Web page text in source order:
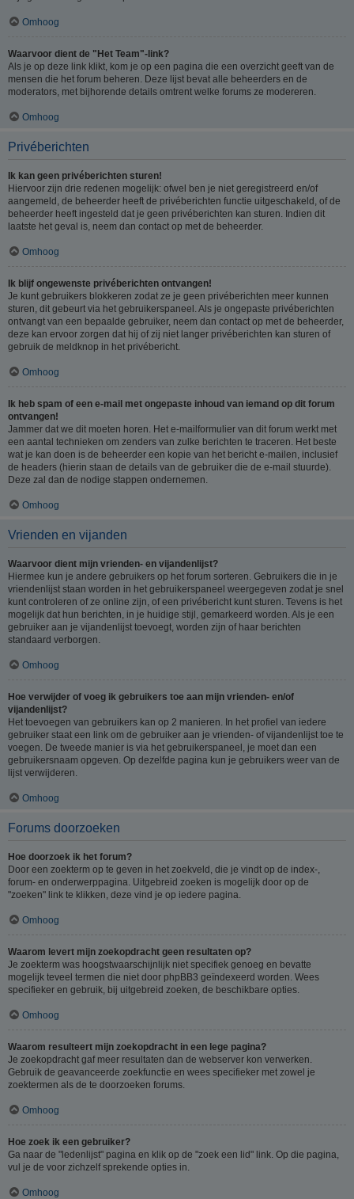
Omhoog
Waarvoor dient de "Het Team"-link?
Als je op deze link klikt, kom je op een pagina die een overzicht geeft van de
mensen die het forum beheren. Deze lijst bevat alle beheerders en de
moderators, met bijhorende details omtrent welke forums ze modereren.
Omhoog
Privéberichten
Ik kan geen privéberichten sturen!
Hiervoor zijn drie redenen mogelijk: ofwel ben je niet geregistreerd en/of
aangemeld, de beheerder heeft de privéberichten functie uitgeschakeld, of de
beheerder heeft ingesteld dat je geen privéberichten kan sturen. Indien dit
laatste het geval is, neem dan contact op met de beheerder.
Omhoog
Ik blijf ongewenste privéberichten ontvangen!
Je kunt gebruikers blokkeren zodat ze je geen privéberichten meer kunnen
sturen, dit gebeurt via het gebruikerspaneel. Als je ongepaste privéberichten
ontvangt van een bepaalde gebruiker, neem dan contact op met de beheerder,
deze kan ervoor zorgen dat hij of zij niet langer privéberichten kan sturen of
gebruik de meldknop in het privébericht.
Omhoog
Ik heb spam of een e-mail met ongepaste inhoud van iemand op dit forum
ontvangen!
Jammer dat we dit moeten horen. Het e-mailformulier van dit forum werkt met
een aantal technieken om zenders van zulke berichten te traceren. Het beste
wat je kan doen is de beheerder een kopie van het bericht e-mailen, inclusief
de headers (hierin staan de details van de gebruiker die de e-mail stuurde).
Deze zal dan de nodige stappen ondernemen.
Omhoog
Vrienden en vijanden
Waarvoor dient mijn vrienden- en vijandenlijst?
Hiermee kun je andere gebruikers op het forum sorteren. Gebruikers die in je
vriendenlijst staan worden in het gebruikerspaneel weergegeven zodat je snel
kunt controleren of ze online zijn, of een privébericht kunt sturen. Tevens is het
mogelijk dat hun berichten, in je huidige stijl, gemarkeerd worden. Als je een
gebruiker aan je vijandenlijst toevoegt, worden zijn of haar berichten
standaard verborgen.
Omhoog
Hoe verwijder of voeg ik gebruikers toe aan mijn vrienden- en/of
vijandenlijst?
Het toevoegen van gebruikers kan op 2 manieren. In het profiel van iedere
gebruiker staat een link om de gebruiker aan je vrienden- of vijandenlijst toe te
voegen. De tweede manier is via het gebruikerspaneel, je moet dan een
gebruikersnaam opgeven. Op dezelfde pagina kun je gebruikers weer van de
lijst verwijderen.
Omhoog
Forums doorzoeken
Hoe doorzoek ik het forum?
Door een zoekterm op te geven in het zoekveld, die je vindt op de index-,
forum- en onderwerppagina. Uitgebreid zoeken is mogelijk door op de
"zoeken" link te klikken, deze vind je op iedere pagina.
Omhoog
Waarom levert mijn zoekopdracht geen resultaten op?
Je zoekterm was hoogstwaarschijnlijk niet specifiek genoeg en bevatte
mogelijk teveel termen die niet door phpBB3 geïndexeerd worden. Wees
specifieker en gebruik, bij uitgebreid zoeken, de beschikbare opties.
Omhoog
Waarom resulteert mijn zoekopdracht in een lege pagina?
Je zoekopdracht gaf meer resultaten dan de webserver kon verwerken.
Gebruik de geavanceerde zoekfunctie en wees specifieker met zowel je
zoektermen als de te doorzoeken forums.
Omhoog
Hoe zoek ik een gebruiker?
Ga naar de "ledenlijst" pagina en klik op de "zoek een lid" link. Op die pagina,
vul je de voor zichzelf sprekende opties in.
Omhoog